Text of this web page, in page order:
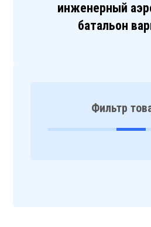
инженерный
батальон
Фильтр